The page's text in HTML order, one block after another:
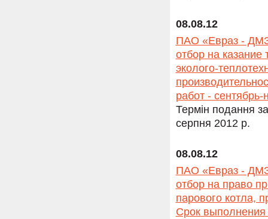
08.08.12
ПАО «Евраз - ДМЗ
отбор на
эколого-
работ - сентябрь-
Термін подання
серпня 2012 р.
08.08.12
ПАО «Евраз - ДМЗ
отбор на право
парового котла,
Срок выполнения